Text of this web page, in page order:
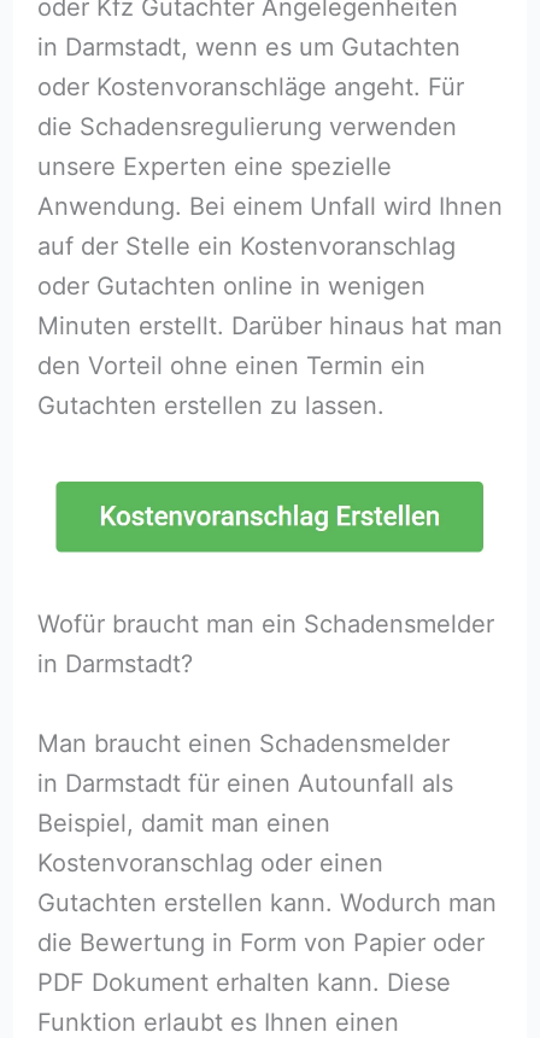
oder Kfz Gutachter Angelegenheiten
in Darmstadt, wenn es um Gutachten
oder Kostenvoranschläge angeht. Für
die Schadensregulierung verwenden
unsere Experten eine spezielle
Anwendung. Bei einem Unfall wird Ihnen
auf der Stelle ein Kostenvoranschlag
oder Gutachten online in wenigen
Minuten erstellt. Darüber hinaus hat man
den Vorteil ohne einen Termin ein
Gutachten erstellen zu lassen.
Wofür braucht man ein Schadensmelder
in Darmstadt?
Man braucht einen Schadensmelder
in Darmstadt für einen Autounfall als
Beispiel, damit man einen
Kostenvoranschlag oder einen
Gutachten erstellen kann. Wodurch man
die Bewertung in Form von Papier oder
PDF Dokument erhalten kann. Diese
Funktion erlaubt es Ihnen einen